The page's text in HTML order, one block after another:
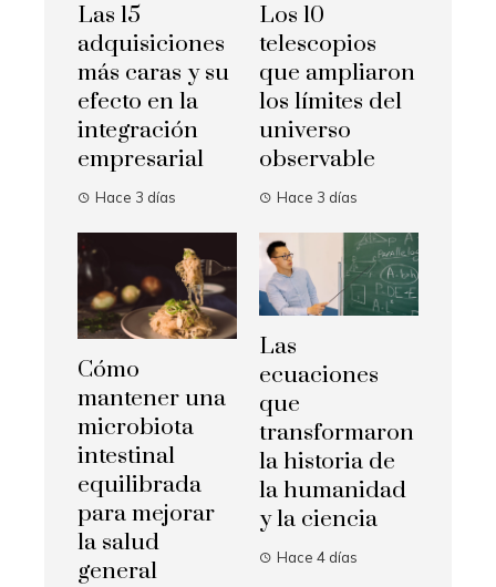
Las 15
adquisiciones
más caras y su
efecto en la
integración
empresarial
Hace 3 días
Los 10
telescopios
que ampliaron
los límites del
universo
observable
Hace 3 días
Cómo
mantener una
microbiota
intestinal
equilibrada
para mejorar
la salud
general
Las
ecuaciones
que
transformaron
la historia de
la humanidad
y la ciencia
Hace 4 días